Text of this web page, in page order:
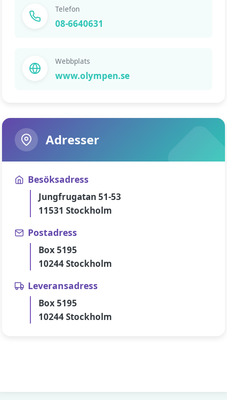
Telefon
08-6640631
Webbplats
www.olympen.se
Adresser
Besöksadress
Jungfrugatan 51-53
11531 Stockholm
Postadress
Box 5195
10244 Stockholm
Leveransadress
Box 5195
10244 Stockholm